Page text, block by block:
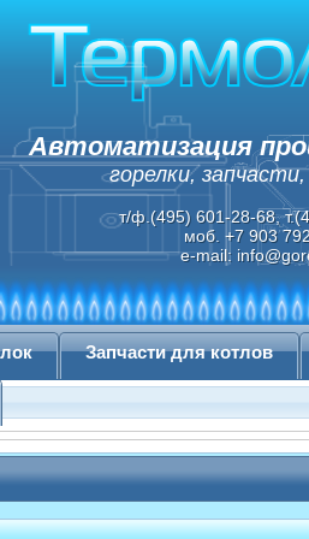
Автоматизация
горелки,
т/ф.(495) 601-28-68,
моб. +7 903
e-mail:
Запчасти для котлов